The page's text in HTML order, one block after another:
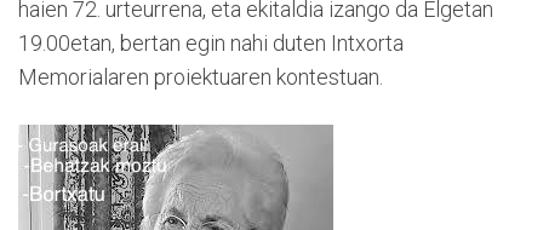
haien 72. urteurrena, eta ekitaldia izango da Elgetan
19.00etan, bertan egin nahi duten Intxorta
Memorialaren proiektuaren kontestuan.